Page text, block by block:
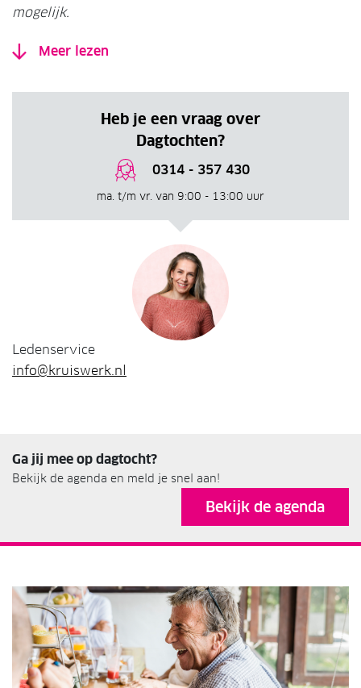
mogelijk.
Meer lezen
Heb je een vraag over
Dagtochten?
0314 - 357 430
ma. t/m vr. van 9:00 - 13:00 uur
Ledenservice
info@kruiswerk.nl
Ga jij mee op dagtocht?
Bekijk de agenda en meld je snel aan!
Bekijk de agenda